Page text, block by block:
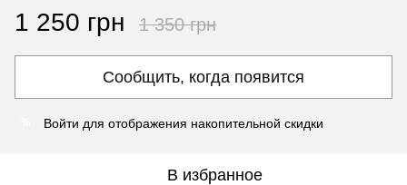
1 250 грн 1 350 грн
Сообщить, когда появится
Войти для отображения накопительной скидки
В избранное